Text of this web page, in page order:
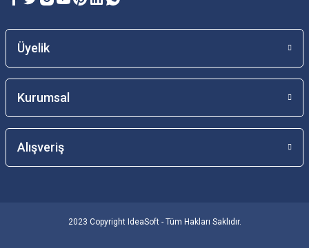
Üyelik
Kurumsal
Alışveriş
2023 Copyright IdeaSoft - Tüm Hakları Saklıdır.